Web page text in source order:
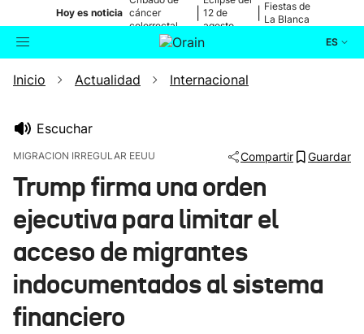
Hoy es noticia cáncer
colorrectal
12 de
agosto
Fiestas de
La Blanca
ES
Buscador Actualidad
Ikusmiran
Eguraldia
Inicio Actualidad Internacional
Escuchar
MIGRACION IRREGULAR EEUU Compartir Guardar
Trump firma una orden
ejecutiva para limitar el
acceso de migrantes
indocumentados al sistema
financiero